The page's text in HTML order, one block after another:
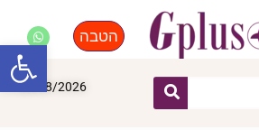
הטבה
08/08/2026
פתח